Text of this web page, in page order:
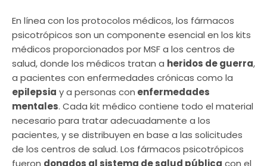
En línea con los protocolos médicos, los fármacos
psicotrópicos son un componente esencial en los kits
médicos proporcionados por MSF a los centros de
salud, donde los médicos tratan a heridos de guerra,
a pacientes con enfermedades crónicas como la
epilepsia y a personas con enfermedades
mentales. Cada kit médico contiene todo el material
necesario para tratar adecuadamente a los
pacientes, y se distribuyen en base a las solicitudes
de los centros de salud. Los fármacos psicotrópicos